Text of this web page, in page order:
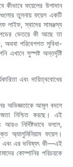
কীভাবে ফয়েলের উপাদান
তুলনায় ফয়েল একটি
লাইফ, স্বাদের সামঞ্জস্য
ভেতরে কী আছে তা
অথবা পরিবেশগত সুবিধা-
সুস্পষ্ট অন্তর্দৃষ্টি
এবং দায়িত্ববোধের
অভিজ্ঞতাকে আমূল বদলে
নিশ্চিত করছে। এই
নির্দিষ্টভাবে বললে,
অ্যালুমিনিয়াম ফয়েল।
এবং এর ভবিষ্যৎ কী—এই
কোম্পানির পরিচয়কে